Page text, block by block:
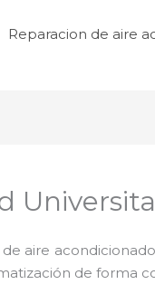
Reparacion de aire
aire
de forma